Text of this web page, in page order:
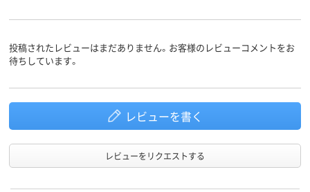
投稿されたレビューはまだありません。お客様のレビューコメントをお
待ちしています。
レビューを書く
レビューをリクエストする